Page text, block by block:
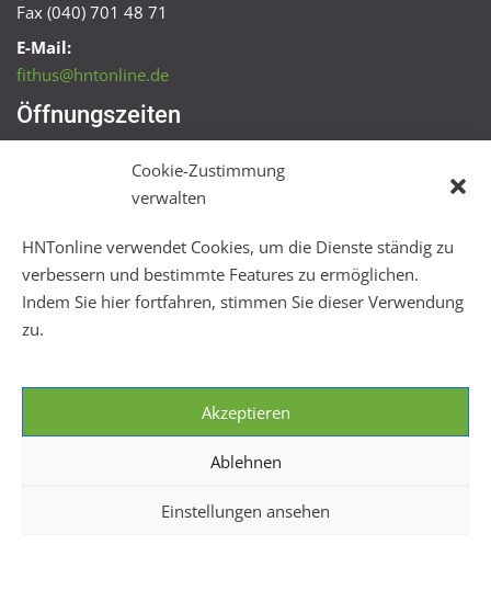
Cookie-Zustimmung
verwalten
HNTonline verwendet Cookies, um die Dienste ständig zu
verbessern und bestimmte Features zu ermöglichen.
Indem Sie hier fortfahren, stimmen Sie dieser Verwendung
zu.
Akzeptieren
Ablehnen
Einstellungen ansehen
Fax (040) 701 48 71
E-Mail:
fithus@hntonline.de
Öffnungszeiten
In den Sommerferien:
Mo + Mi 16:00 – 18:00 Uhr
FitHus
Mo – Fr 08:00 – 22:00 Uhr
Sa + So 10:00 – 18:00 Uhr